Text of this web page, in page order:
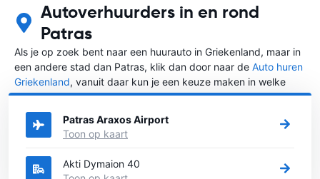
Autoverhuurders in en rond
Patras
Als je op zoek bent naar een huurauto in Griekenland, maar in
een andere stad dan Patras, klik dan door naar de Auto huren
Griekenland, vanuit daar kun je een keuze maken in welke
stad in Griekenland je een auto huren wilt.
Patras Araxos Airport
Toon op kaart
Akti Dymaion 40